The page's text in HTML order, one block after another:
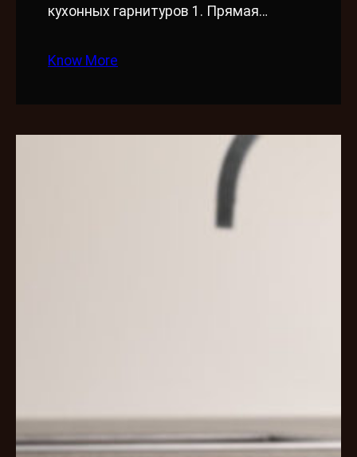
кухонных гарнитуров 1. Прямая…
Know More